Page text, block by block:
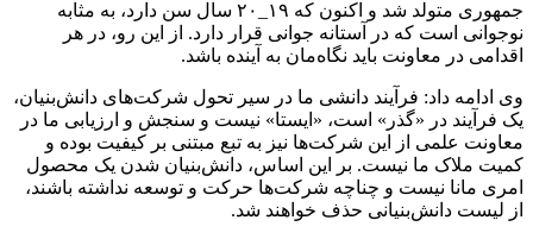
جمهوری متولد شد و اکنون که ۱۹_۲۰ سال سن دارد، به مثابه
نوجوانی است که در آستانه جوانی قرار دارد. از این رو، در هر
اقدامی در معاونت باید نگاه‌مان به آینده باشد.
وی ادامه داد: فرآیند دانشی ما در سیر تحول شرکت‌های دانش‌بنیان،
یک فرآیند در «گذر» است، «ایستا» نیست و سنجش و ارزیابی ما در
معاونت علمی از این شرکت‌ها نیز به تبع مبتنی بر کیفیت بوده و
کمیت ملاک ما نیست. بر این اساس، دانش‌بنیان شدن یک محصول
امری مانا نیست و چناچه شرکت‌ها حرکت و توسعه نداشته‌ باشند،
از لیست دانش‌بنیانی حذف خواهند شد.